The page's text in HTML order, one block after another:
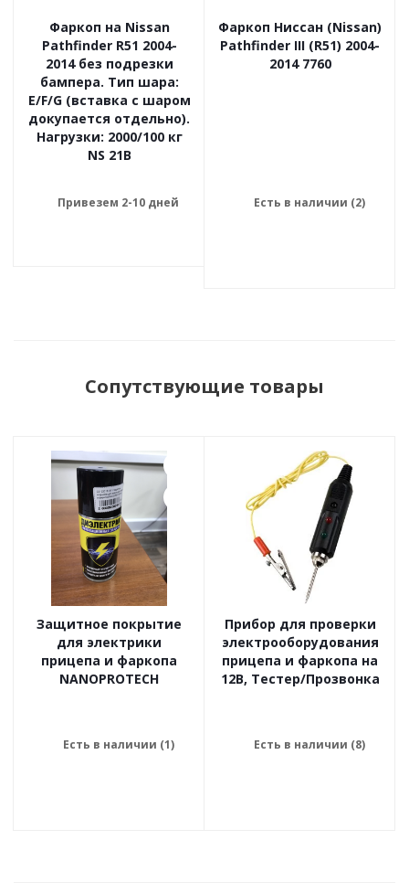
Фаркоп на Nissan
Pathfinder R51 2004-
2014 без подрезки
бампера. Тип шара:
E/F/G (вставка с шаром
докупается отдельно).
Нагрузки: 2000/100 кг
NS 21B
Привезем 2-10 дней
Фаркоп Ниссан (Nissan)
Pathfinder III (R51) 2004-
2014 7760
Есть в наличии (2)
Сопутствующие товары
Защитное покрытие
для электрики
прицепа и фаркопа
NANOPROTECH
Есть в наличии (1)
Прибор для проверки
электрооборудования
прицепа и фаркопа на
12В, Тестер/Прозвонка
Есть в наличии (8)